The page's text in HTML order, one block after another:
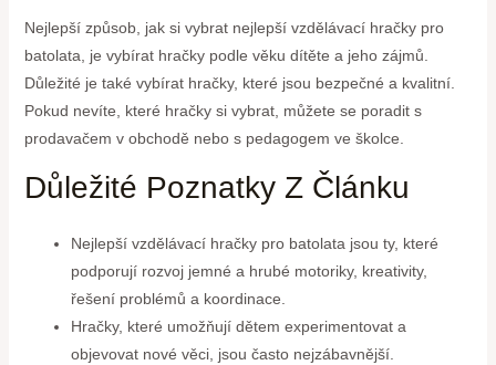
Nejlepší způsob, jak si vybrat nejlepší vzdělávací hračky pro
batolata, je vybírat hračky podle věku dítěte a jeho zájmů.
Důležité je také vybírat hračky, které jsou bezpečné a kvalitní.
Pokud nevíte, které hračky si vybrat, můžete se poradit s
prodavačem v obchodě nebo s pedagogem ve školce.
Důležité Poznatky Z Článku
Nejlepší vzdělávací hračky pro batolata jsou ty, které
podporují rozvoj jemné a hrubé motoriky, kreativity,
řešení problémů a koordinace.
Hračky, které umožňují dětem experimentovat a
objevovat nové věci, jsou často nejzábavnější.